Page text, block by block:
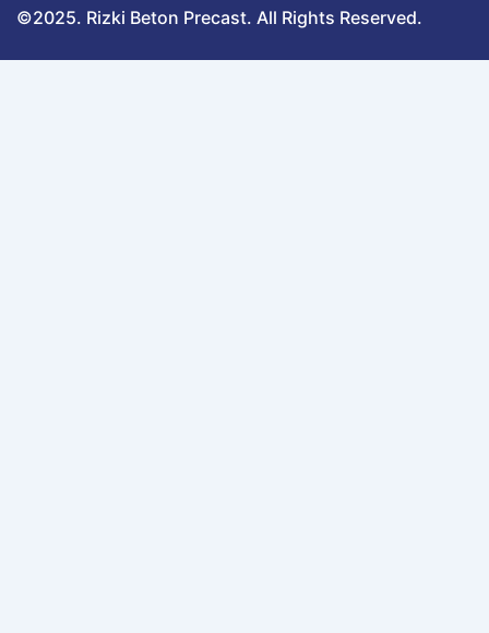
©2025. Rizki Beton Precast. All Rights Reserved.